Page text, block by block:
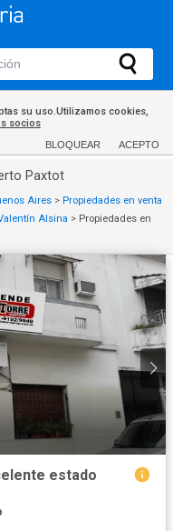
su uso.Utilizamos cookies,
socios
BLOQUEAR ACEPTO
Paxtot
Aires > Propiedades en venta
Alsina > Propiedades en
estado